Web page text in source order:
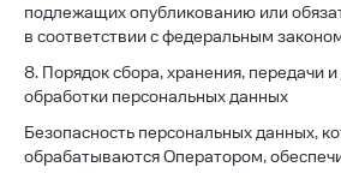
подлежащих опубликованию или
в соответствии с федеральным
8. Порядок сбора, хранения, передачи и
обработки персональных данных
Безопасность персональных данных,
обрабатываются Оператором,